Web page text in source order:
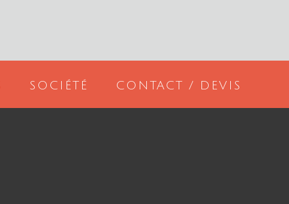
SOCIÉTÉ CONTACT / DEVIS